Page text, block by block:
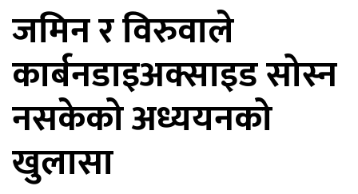
जमिन र विरुवाले
कार्बनडाइअक्साइड सोस्न
नसकेको अध्ययनको
खुलासा